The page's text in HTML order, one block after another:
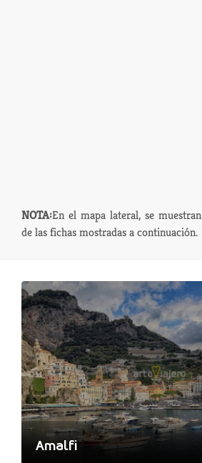
NOTA:En el mapa lateral, se muestran
de las fichas mostradas a continuación.
Amalfi